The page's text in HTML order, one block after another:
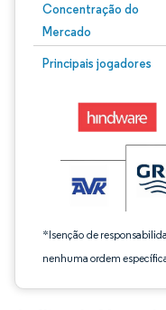
Concentração do
Mercado
Principais jogadores
*Isenção de
nenhuma ordem
Imagem © Mordor